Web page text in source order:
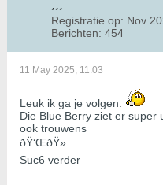
Registratie op: Nov
Berichten: 454
11 May 2025, 11:03
Leuk ik ga je volgen.
Die Blue Berry ziet er super
ook trouwens
ðŸ‘ŒðŸ»
Suc6 verder